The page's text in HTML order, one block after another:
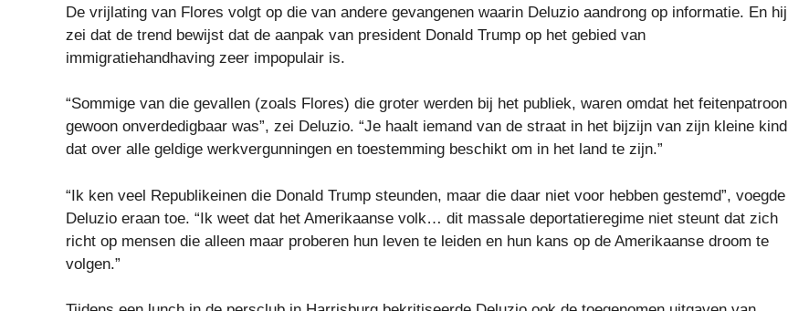
De vrijlating van Flores volgt op die van andere gevangenen waarin Deluzio aandrong op informatie. En hij
zei dat de trend bewijst dat de aanpak van president Donald Trump op het gebied van
immigratiehandhaving zeer impopulair is.
“Sommige van die gevallen (zoals Flores) die groter werden bij het publiek, waren omdat het feitenpatroon
gewoon onverdedigbaar was”, zei Deluzio. “Je haalt iemand van de straat in het bijzijn van zijn kleine kind
dat over alle geldige werkvergunningen en toestemming beschikt om in het land te zijn.”
“Ik ken veel Republikeinen die Donald Trump steunden, maar die daar niet voor hebben gestemd”, voegde
Deluzio eraan toe. “Ik weet dat het Amerikaanse volk… dit massale deportatieregime niet steunt dat zich
richt op mensen die alleen maar proberen hun leven te leiden en hun kans op de Amerikaanse droom te
volgen.”